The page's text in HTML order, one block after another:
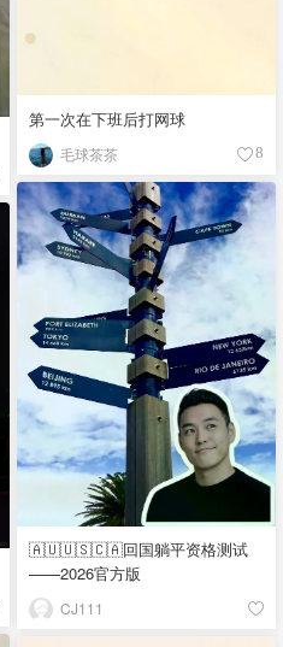
第一次在下班后打网球
毛球茶茶 8
🇦🇺🇺🇸🇨🇦回国躺平资格测试
——2026官方版
CJ111